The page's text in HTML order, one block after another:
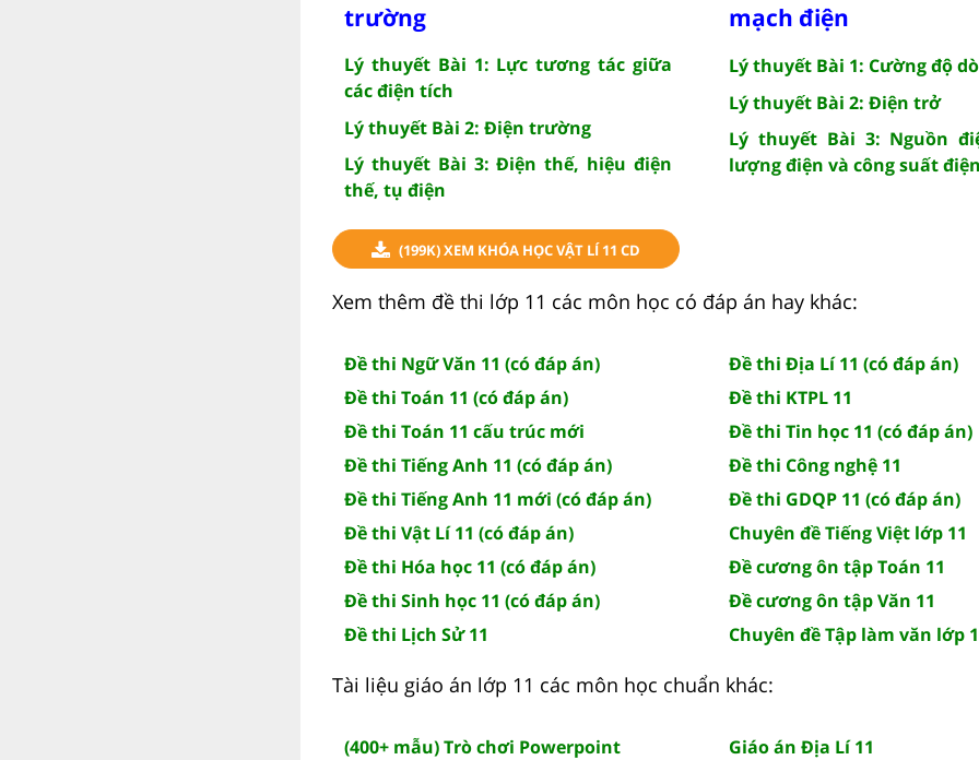
trường
Lý thuyết Bài 1: Lực tương tác giữa
các điện tích
Lý thuyết Bài 2: Điện trường
Lý thuyết Bài 3: Điện thế, hiệu điện
thế, tụ điện
mạch điện
Lý thuyết Bài 1: Cường độ
Lý thuyết Bài 2: Điện trở
Lý thuyết Bài 3: Nguồn
lượng điện và công suất
(199K) XEM KHÓA HỌC VẬT LÍ 11 CD
Xem thêm đề thi lớp 11 các môn học có đáp án hay khác:
Đề thi Ngữ Văn 11 (có đáp án)
Đề thi Toán 11 (có đáp án)
Đề thi Toán 11 cấu trúc mới
Đề thi Tiếng Anh 11 (có đáp án)
Đề thi Tiếng Anh 11 mới (có đáp án)
Đề thi Vật Lí 11 (có đáp án)
Đề thi Hóa học 11 (có đáp án)
Đề thi Sinh học 11 (có đáp án)
Đề thi Lịch Sử 11
Đề thi Địa Lí 11 (có đáp án)
Đề thi KTPL 11
Đề thi Tin học 11 (có đáp án)
Đề thi Công nghệ 11
Đề thi GDQP 11 (có đáp án)
Chuyên đề Tiếng Việt lớp 11
Đề cương ôn tập Toán 11
Đề cương ôn tập Văn 11
Chuyên đề Tập làm văn lớp
Tài liệu giáo án lớp 11 các môn học chuẩn khác:
(400+ mẫu) Trò chơi Powerpoint
Giáo án Địa Lí 11